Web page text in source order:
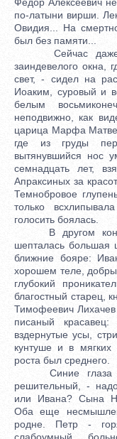
по-латыни вирши.
Овидия... На
был без памяти...
Сейчас даже
заиндевелого окна,
свет, - сидел на
Иоаким, суровый и
белым
неподвижно, как
царица Марфа
где из груды
вытянувшийся нос
семнадцать лет,
Апраксиных за
Темнобровое
только
голосить боялась.
В другом конце
шепталась большая
ближние бояре:
хорошем теле,
глубокий
благостный старец,
Тимофеевич
писаный красавец:
вздернутые усы,
кунтуше и в мягких
роста был среднего.
Синие глаза
решительный, -
или Ивана? Сына
Оба еще
родне. Петр -
слабоумный,